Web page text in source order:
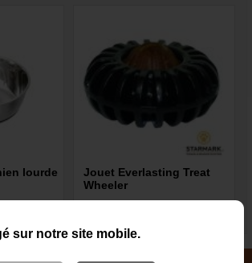
sur notre site mobile.
lourde
Jouet Everlasting Treat
Wheeler